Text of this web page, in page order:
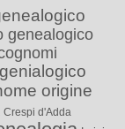
genealogico
origine
Crespi d'Adda